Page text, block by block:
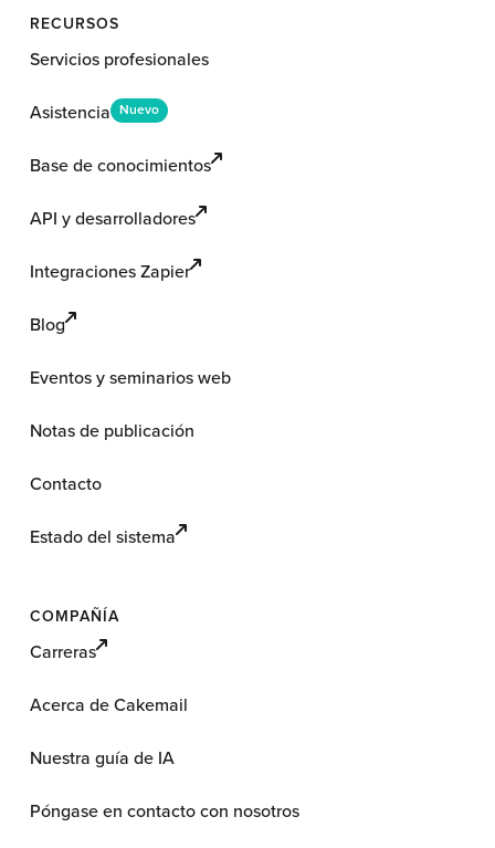
RECURSOS
Servicios profesionales
Asistencia Nuevo
Base de conocimientos
API y desarrolladores
Integraciones Zapier
Blog
Eventos y seminarios web
Notas de publicación
Contacto
Estado del sistema
COMPAÑÍA
Carreras
Acerca de Cakemail
Nuestra guía de IA
Póngase en contacto con nosotros